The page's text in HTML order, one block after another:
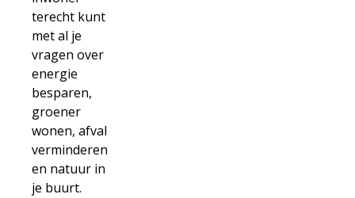
terecht kunt
met al je
vragen over
energie
besparen,
groener
wonen, afval
verminderen
en natuur in
je buurt.